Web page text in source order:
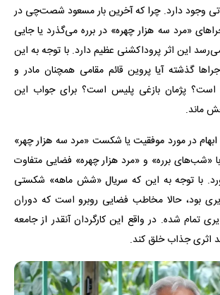
وجود دارد. چرا که آخرین بار مسعود شصت‌چی در
«مرد سه هزار چهره» در برره می‌گذرد یا جایی
این اثر پروداکشنی عظیم دارد. با توجه به این
گذشته آیا پروین قائم مقامی همچنان مادر و
است؟ پژمان بازغی پلیس است؟ برای جواب این
ماند.
ابهام در مورد موفقیت یا شکست «مرد سه هزار چهر»
«شب‌های برره» و «مرد هزار چهره» فضایی متفاوت
با توجه به این که سریال «شش ماهه» شکستی
بود، حالا مخاطب فضایی روبرو است که دوران
تمام شده. در واقع این کارگردان آنقدر از جامعه
اثری جذاب خلق کند.